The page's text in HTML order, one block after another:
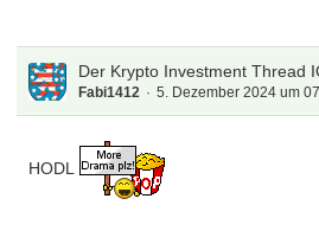
Der Krypto Investment Thread
Fabi1412 5. Dezember 2024 um
HODL